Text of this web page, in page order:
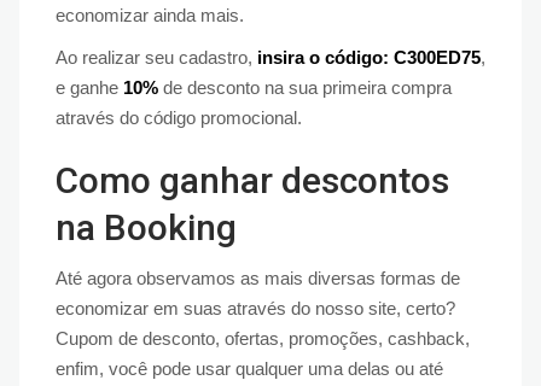
economizar ainda mais.
Ao realizar seu cadastro, insira o código: C300ED75,
e ganhe 10% de desconto na sua primeira compra
através do código promocional.
Como ganhar descontos
na Booking
Até agora observamos as mais diversas formas de
economizar em suas através do nosso site, certo?
Cupom de desconto, ofertas, promoções, cashback,
enfim, você pode usar qualquer uma delas ou até